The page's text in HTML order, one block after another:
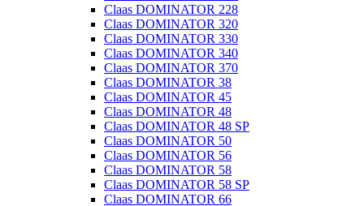
Claas DOMINATOR 228
Claas DOMINATOR 320
Claas DOMINATOR 330
Claas DOMINATOR 340
Claas DOMINATOR 370
Claas DOMINATOR 38
Claas DOMINATOR 45
Claas DOMINATOR 48
Claas DOMINATOR 48 SP
Claas DOMINATOR 50
Claas DOMINATOR 56
Claas DOMINATOR 58
Claas DOMINATOR 58 SP
Claas DOMINATOR 66